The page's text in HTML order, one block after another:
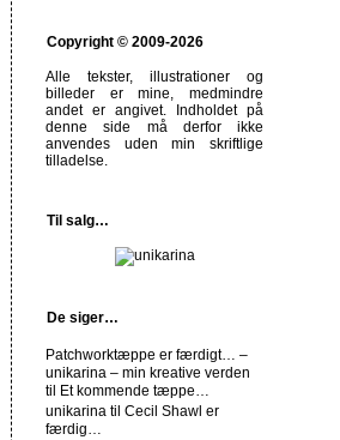
Copyright © 2009-2026
Alle tekster, illustrationer og
billeder er mine, medmindre
andet er angivet. Indholdet på
denne side må derfor ikke
anvendes uden min skriftlige
tilladelse.
Til salg…
De siger…
Patchworktæppe er færdigt… –
unikarina – min kreative verden
til Et kommende tæppe…
unikarina til Cecil Shawl er
færdig…